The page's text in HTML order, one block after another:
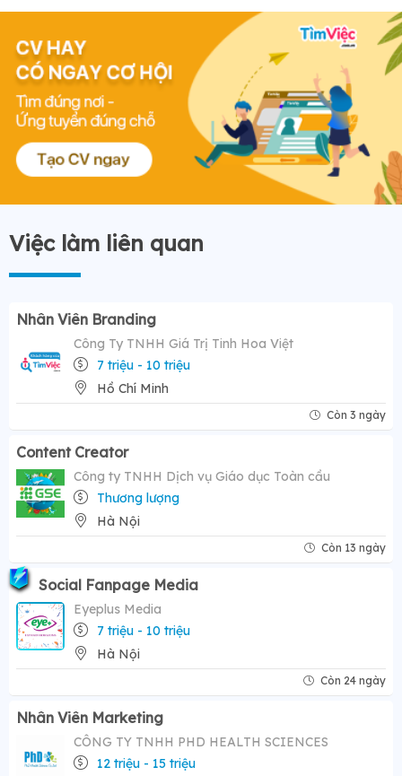
Việc làm liên quan
Nhân Viên Branding
Công Ty TNHH Giá Trị Tinh Hoa Việt
7 triệu - 10 triệu
Hồ Chí Minh
Còn 3 ngày
Content Creator
Công ty TNHH Dịch vụ Giáo dục Toàn cầu
Thương lượng
Hà Nội
Còn 13 ngày
Social Fanpage Media
Eyeplus Media
7 triệu - 10 triệu
Hà Nội
Còn 24 ngày
Nhân Viên Marketing
CÔNG TY TNHH PHD HEALTH SCIENCES
12 triệu - 15 triệu